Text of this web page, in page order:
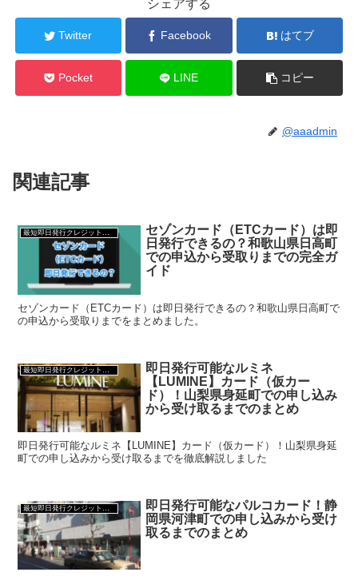
シェアする
Twitter Facebook はてブ
Pocket LINE コピー
@aaadmin
関連記事
最短即日発行クレジットカード
セゾンカード（ETCカード）は即
日発行できるの？和歌山県日高町
での申込から受取りまでの完全ガ
イド
セゾンカード（ETCカード）は即日発行できるの？和歌山県日高町で
の申込から受取りまでをまとめました。
最短即日発行クレジットカード
即日発行可能なルミネ
【LUMINE】カード（仮カー
ド）！山梨県身延町での申し込み
から受け取るまでのまとめ
即日発行可能なルミネ【LUMINE】カード（仮カード）！山梨県身延
町での申し込みから受け取るまでを徹底解説しました
即日発行可能なパルコカード！静
岡県河津町での申し込みから受け
取るまでのまとめ